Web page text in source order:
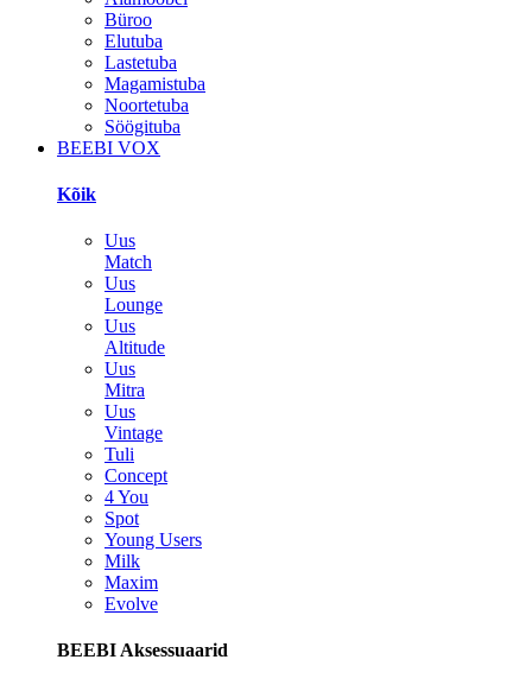
Büroo
Elutuba
Lastetuba
Magamistuba
Noortetuba
Söögituba
BEEBI VOX
Kõik
Uus
Match
Uus
Lounge
Uus
Altitude
Uus
Mitra
Uus
Vintage
Tuli
Concept
4 You
Spot
Young Users
Milk
Maxim
Evolve
BEEBI Aksessuaarid